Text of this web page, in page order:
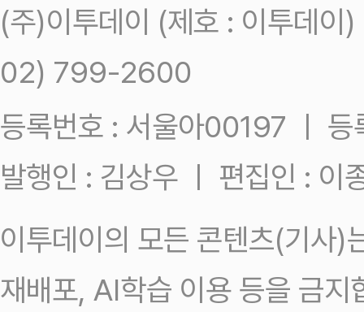
(주)이투데이 (제호 : 이투데
02) 799-2600
등록번호 : 서울아00197 ㅣ
발행인 : 김상우 ㅣ 편집인 : 이
이투데이의 모든 콘텐츠(기사)
재배포, AI학습 이용 등을 금지